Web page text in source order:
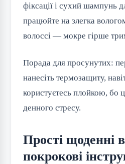
фіксації і сухий шампунь
працюйте на злегка
волоссі — мокре гірше
Порада для просунутих:
нанесіть термозащиту,
користуєтесь плойкою, бо
денного стресу.
Прості щоденні
покрокові